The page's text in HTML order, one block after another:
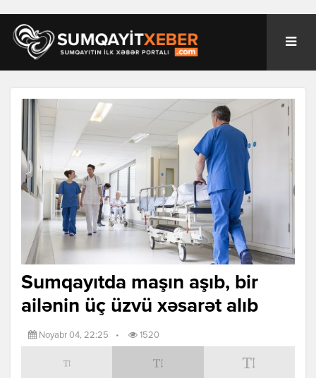
Sumqayıtda maşın aşıb, bir
ailənin üç üzvü xəsarət alıb
Noyabr 04, 22:25 • 1520